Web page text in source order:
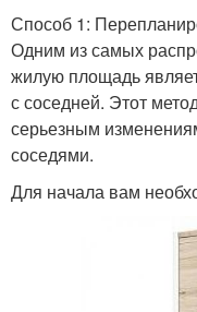
Способ 1:
Одним из самых
жилую площадь
с соседней. Этот
серьезным
соседями.
Для начала вам